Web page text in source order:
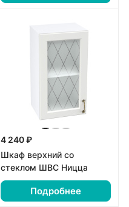
4 240 ₽
Шкаф верхний со
стеклом ШВС Ницца
Подробнее